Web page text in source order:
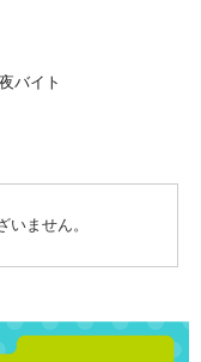
バイト
ません。